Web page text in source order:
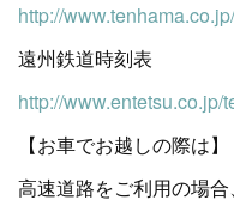
http://
遠州鉄道時刻表
http://www.entetsu.co.jp/
【お車でお越しの際は】
高速道路をご利用の場